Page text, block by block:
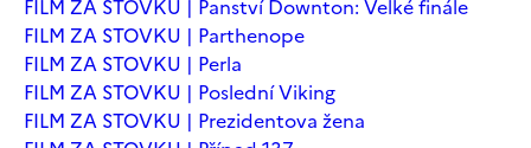
FILM ZA STOVKU | Panství Downton: Velké finále
FILM ZA STOVKU | Parthenope
FILM ZA STOVKU | Perla
FILM ZA STOVKU | Poslední Viking
FILM ZA STOVKU | Prezidentova žena